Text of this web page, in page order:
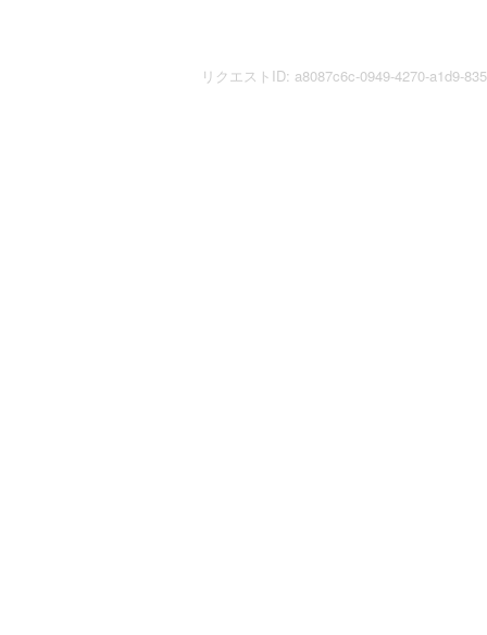
リクエストID: a8087c6c-0949-4270-a1d9-